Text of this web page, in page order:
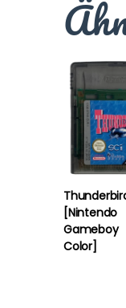
[Nintendo
Gameboy
Color]